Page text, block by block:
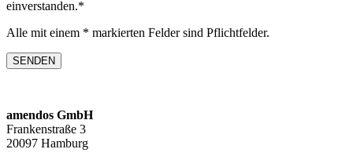
einverstanden.*
Alle mit einem * markierten Felder sind Pflichtfelder.
amendos GmbH
Frankenstraße 3
20097 Hamburg